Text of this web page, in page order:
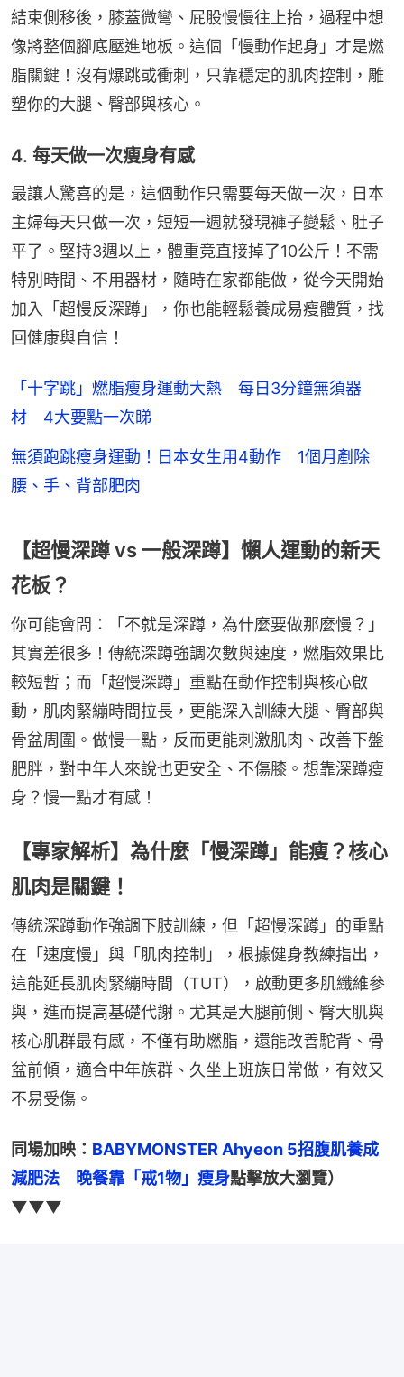
結束側移後，膝蓋微彎、屁股慢慢往上抬，過程中想
像將整個腳底壓進地板。這個「慢動作起身」才是燃
脂關鍵！沒有爆跳或衝刺，只靠穩定的肌肉控制，雕
塑你的大腿、臀部與核心。
4. 每天做一次瘦身有感
最讓人驚喜的是，這個動作只需要每天做一次，日本
主婦每天只做一次，短短一週就發現褲子變鬆、肚子
平了。堅持3週以上，體重竟直接掉了10公斤！不需
特別時間、不用器材，隨時在家都能做，從今天開始
加入「超慢反深蹲」，你也能輕鬆養成易瘦體質，找
回健康與自信！
「十字跳」燃脂瘦身運動大熱 每日3分鐘無須器
材 4大要點一次睇
無須跑跳瘦身運動！日本女生用4動作 1個月剷除
腰、手、背部肥肉
【超慢深蹲 vs 一般深蹲】懶人運動的新天
花板？
你可能會問：「不就是深蹲，為什麼要做那麼慢？」
其實差很多！傳統深蹲強調次數與速度，燃脂效果比
較短暫；而「超慢深蹲」重點在動作控制與核心啟
動，肌肉緊繃時間拉長，更能深入訓練大腿、臀部與
骨盆周圍。做慢一點，反而更能刺激肌肉、改善下盤
肥胖，對中年人來說也更安全、不傷膝。想靠深蹲瘦
身？慢一點才有感！
【專家解析】為什麼「慢深蹲」能瘦？核心
肌肉是關鍵！
傳統深蹲動作強調下肢訓練，但「超慢深蹲」的重點
在「速度慢」與「肌肉控制」，根據健身教練指出，
這能延長肌肉緊繃時間（TUT），啟動更多肌纖維參
與，進而提高基礎代謝。尤其是大腿前側、臀大肌與
核心肌群最有感，不僅有助燃脂，還能改善駝背、骨
盆前傾，適合中年族群、久坐上班族日常做，有效又
不易受傷。
同場加映： BABYMONSTER Ahyeon 5招腹肌養成
減肥法　晚餐靠「戒1物」瘦身點擊放大瀏覽）
▼▼▼